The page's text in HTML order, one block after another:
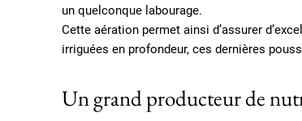
un quelconque labourage.
Cette aération permet ainsi d’assurer
irriguées en profondeur, ces dernières
Un grand producteur de